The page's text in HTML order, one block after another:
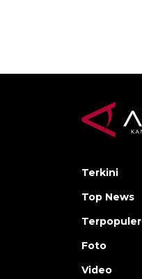
Terkini
Top News
Terpopuler
Foto
Video